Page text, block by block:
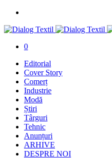
0
Editorial
Cover Story
Comerț
Industrie
Modă
Știri
Târguri
Tehnic
Anunțuri
ARHIVE
DESPRE NOI